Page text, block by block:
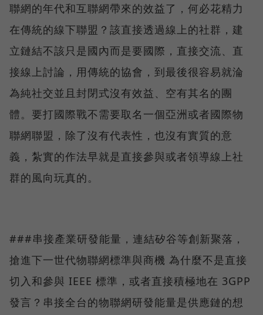
聯網的年代和互聯網帶來的效益了，何必花精力
在傳統的線下聯盟？該直接透過線上的社群，建
立鏈結不該只是國內而是要國際，直接交流、直
接線上討論，用傳統的協會，到最後很容易就淪
為純社交並且封閉式沒有效益、空有其名的團
體。要打國際戰不需要取名一個亞洲或者國際物
聯網聯盟，除了沒有代表性，也沒有實質的意
義，紮實的作法早就是直接參與或者領導線上社
群的風向玩真的。
###串接產業研發能量，連結矽谷等創新聚落，
搶進下一世代物聯網標準與商機 為什麼不是直接
切入和參與 IEEE 標準，或者直接積極地在 3GPP
發言？串接全台的物聯網研發能量是供應鏈的想